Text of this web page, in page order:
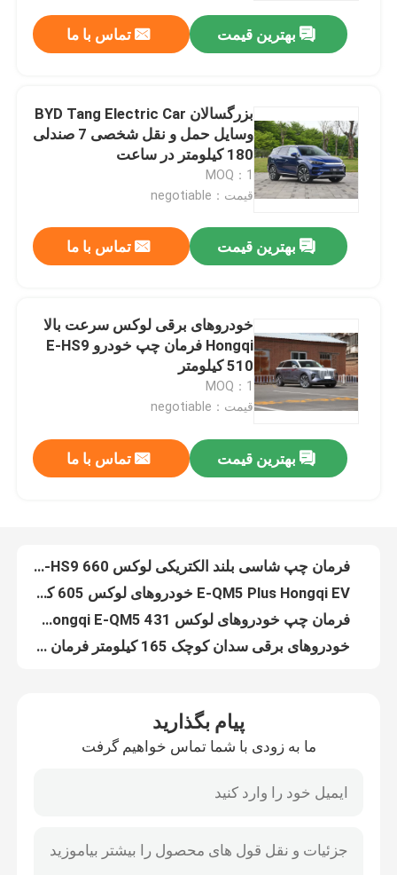
خانه
محصولات
فیلم های
کارخانه تور
کنترل کیفیت
بهترین قیمت تماس با ما
بزرگسالان BYD Tang Electric Car
وسایل حمل و نقل شخصی 7 صندلی
180 کیلومتر در ساعت
MOQ：1
قیمت：negotiable
بهترین قیمت تماس با ما
خودروهای برقی لوکس سرعت بالا
Hongqi فرمان چپ خودرو E-HS9
510 کیلومتر
MOQ：1
قیمت：negotiable
بهترین قیمت تماس با ما
فرمان چپ شاسی بلند الکتریکی لوکس Hongqi E-HS9 660 کیلومتر خودروهای برقی کامپکت انرژی جدید
چانگان آبی تیره SL03 سدان برقی مینی خودروی فرمان سمت چپ انرژی جدید
خودروهای برقی SUV کوچک انرژی جدید Changan آبی تیره SL03 EV دست چپ دست دوم
ماشین الکتریکی مینی فرمان چپ چپ چانگان آبی تیره SL03 ماشین برقی جدید انرژی 5 در
چانگان بزرگسالان مینی ماشین برقی 5 در آبی تیره SL03 دست چپ دست دوم 635 کیلومتر
پیام بگذارید
ما به زودی با شما تماس خواهیم گرفت